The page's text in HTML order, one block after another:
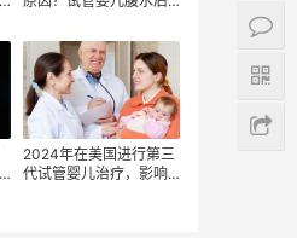
2024年在美国进行第三
代试管婴儿治疗，影响